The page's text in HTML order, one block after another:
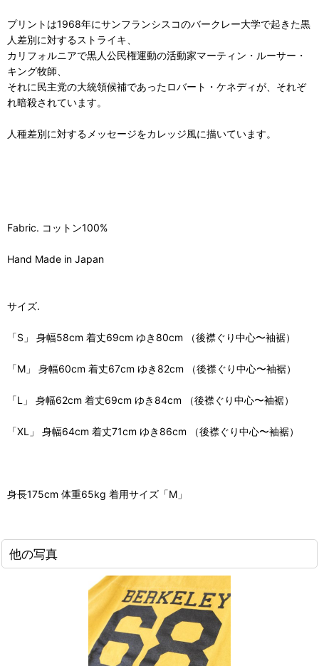
プリントは1968年にサンフランシスコのバークレー大学で起きた黒
人差別に対するストライキ、
カリフォルニアで黒人公民権運動の活動家マーティン・ルーサー・
キング牧師、
それに民主党の大統領候補であったロバート・ケネディが、それぞ
れ暗殺されています。
人種差別に対するメッセージをカレッジ風に描いています。
Fabric. コットン100%
Hand Made in Japan
サイズ.
「S」 身幅58cm 着丈69cm ゆき80cm （後襟ぐり中心〜袖裾）
「M」 身幅60cm 着丈67cm ゆき82cm （後襟ぐり中心〜袖裾）
「L」 身幅62cm 着丈69cm ゆき84cm （後襟ぐり中心〜袖裾）
「XL」 身幅64cm 着丈71cm ゆき86cm （後襟ぐり中心〜袖裾）
身長175cm 体重65kg 着用サイズ「M」
他の写真